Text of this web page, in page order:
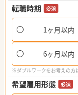
転職時期 必須
1ヶ月以内
6ヶ月以内
※ダブルワークをお考えの方
希望雇用形態 必須